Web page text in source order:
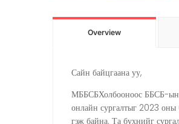
Overview
Сайн байцгаана уу,
МББСБХолбооноос ББСБ-ын
онлайн сургалтыг 2023
гэж байна. Та бүхнийг